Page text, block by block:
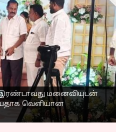
மனைவியுடன்
வெளியான
ராமதாஸ்
திருமண
பின்னணி
Aug 30, 2025 11:55 am